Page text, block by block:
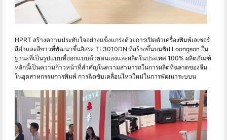
HPRT สร้างความประทับใจอย่างแข็งแกร่งด้วยการเปิดตัวเครื่องพิมพ์เลเซอร์
สีดำและสีขาวที่พัฒนาขึ้นอิสระ TL3010DN ที่สร้างขึ้นบนชิป Loongson ใน
ฐานะที่เป็นรูปแบบที่ออกแบบด้วยตนเองและผลิตในประเทศ 100% ผลิตภัณฑ์
หลักนี้เป็นความก้าวหน้าที่สําคัญในความสามารถในการผลิตที่ฉลาดของจีน
ในอุตสาหกรรมการพิมพ์ การฉีดขับเคลื่อนไหวใหม่ในการพัฒนาระบบน